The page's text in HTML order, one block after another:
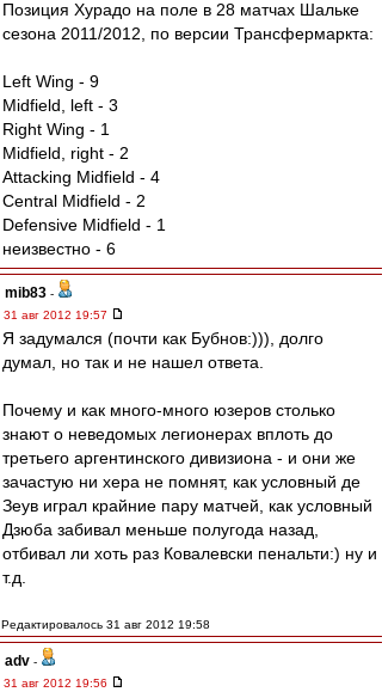
Позиция Хурадо на поле в 28 матчах Шальке
сезона 2011/2012, по версии Трансфермаркта:
Left Wing - 9
Midfield, left - 3
Right Wing - 1
Midfield, right - 2
Attacking Midfield - 4
Central Midfield - 2
Defensive Midfield - 1
неизвестно - 6
mib83 -
31 авг 2012 19:57
Я задумался (почти как Бубнов:))), долго
думал, но так и не нашел ответа.
Почему и как много-много юзеров столько
знают о неведомых легионерах вплоть до
третьего аргентинского дивизиона - и они же
зачастую ни хера не помнят, как условный де
Зеув играл крайние пару матчей, как условный
Дзюба забивал меньше полугода назад,
отбивал ли хоть раз Ковалевски пенальти:) ну и
т.д.
Редактировалось 31 авг 2012 19:58
adv -
31 авг 2012 19:56